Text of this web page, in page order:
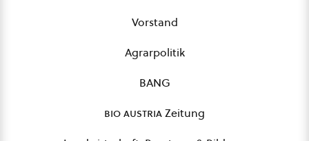
Vorstand
Agrarpolitik
BANG
bio austriaZeitung